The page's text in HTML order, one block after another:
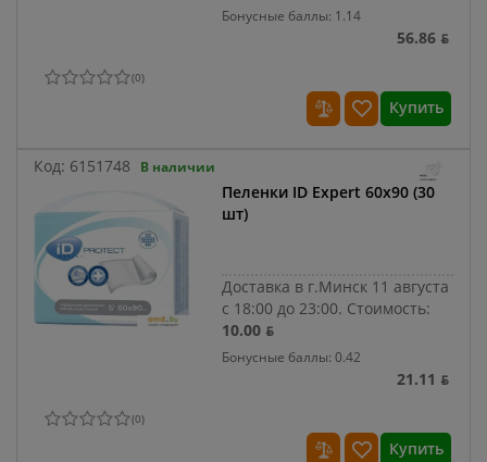
Бонусные баллы: 1.14
56.86 ƃ
(0)
Купить
Код: 6151748 В наличии
Пеленки ID Expert 60x90 (30
шт)
Доставка в г.Минск 11 августа
с 18:00 до 23:00. Стоимость:
10.00 ƃ
Бонусные баллы: 0.42
21.11 ƃ
(0)
Купить